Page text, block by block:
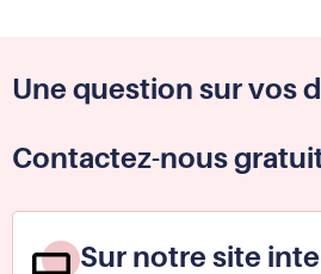
Une question sur vos
Contactez-nous
Sur notre site